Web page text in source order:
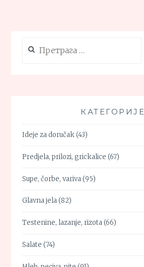
за:
КАТЕГОРИЈЕ
Ideje za doručak(43)
Predjela, prilozi, grickalice (67)
Supe, čorbe, variva(95)
Glavna jela(82)
Testenine, lazanje, rizota(66)
Salate (74)